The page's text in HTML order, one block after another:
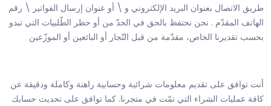
طريق الاتصال بعنوان البريد الإلكتروني و \ أو عنوان إرسال الفواتير \ رقم
الهاتف المقدّم . نحن نحتفظ بالحق في الحدّ من أو حظر الطّلبيات التي تبدو
بحسب تقديرنا الخاص، مقدّمة من قبل التّجار أو البائعين أو الموزّعين
أنت توافق على تقديم معلومات شرائية وحسابية راهنة وكاملة ودقيقة عن
كافة عمليات الشراء التي تمّت في متجرنا. كما توافق على تحديث حسابك